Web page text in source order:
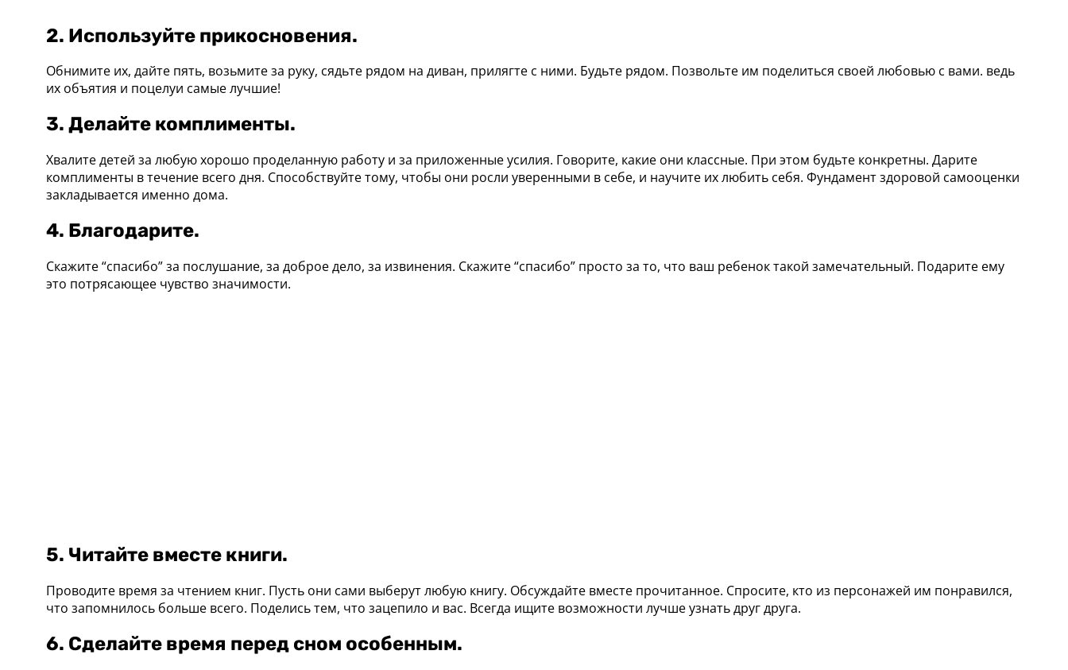
2. Используйте прикосновения.
Обнимите их, дайте пять, возьмите за руку, сядьте рядом на диван, прилягте с ними. Будьте рядом. Позвольте им поделиться своей любовью с вами. ведь
их объятия и поцелуи самые лучшие!
3. Делайте комплименты.
Хвалите детей за любую хорошо проделанную работу и за приложенные усилия. Говорите, какие они классные. При этом будьте конкретны. Дарите
комплименты в течение всего дня. Способствуйте тому, чтобы они росли уверенными в себе, и научите их любить себя. Фундамент здоровой самооценки
закладывается именно дома.
4. Благодарите.
Скажите “спасибо” за послушание, за доброе дело, за извинения. Скажите “спасибо” просто за то, что ваш ребенок такой замечательный. Подарите ему
это потрясающее чувство значимости.
5. Читайте вместе книги.
Проводите время за чтением книг. Пусть они сами выберут любую книгу. Обсуждайте вместе прочитанное. Спросите, кто из персонажей им понравился,
что запомнилось больше всего. Поделись тем, что зацепило и вас. Всегда ищите возможности лучше узнать друг друга.
6. Сделайте время перед сном особенным.